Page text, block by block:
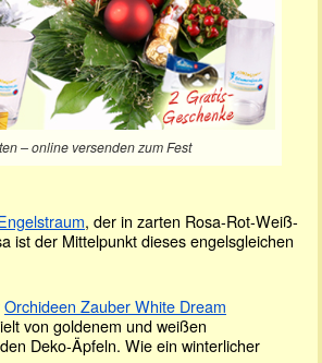
– online versenden zum Fest
, der in zarten Rosa-Rot-Weiß-
ist der Mittelpunkt dieses engelsgleichen
Orchideen Zauber White Dream
von goldenem und weißen
Deko-Äpfeln. Wie ein winterlicher